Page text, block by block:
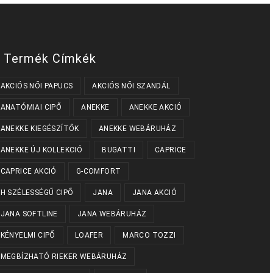
a
a
Termék Címkék
AKCIÓS NŐI PAPUCS AKCIÓS NŐI SZANDÁL
ANATÓMIAI CIPŐ ANEKKE ANEKKE AKCIÓ
ANEKKE KIEGÉSZÍTŐK ANEKKE WEBÁRUHÁZ
ANEKKE ÚJ KOLLEKCIÓ BUGATTI CAPRICE
CAPRICE AKCIÓ G-COMFORT
H SZÉLESSÉGŰ CIPŐ JANA JANA AKCIÓ
JANA SOFTLINE JANA WEBÁRUHÁZ
KÉNYELMI CIPŐ LOAFER MARCO TOZZI
MEGBÍZHATÓ RIEKER WEBÁRUHÁZ